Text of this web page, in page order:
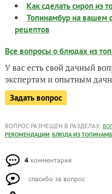
Как сделать сироп из
Топинамбур на вашем
рецептов
Все вопросы о блюдах из
У вас есть свой дачный
экспертам и опытным
Задать вопрос
ВОПРОС РАЗМЕЩЕН В РАЗДЕЛАХ:
РЕКОМЕНДАЦИИ, БЛЮДА ИЗ
4 комментария
спасибо за вопрос